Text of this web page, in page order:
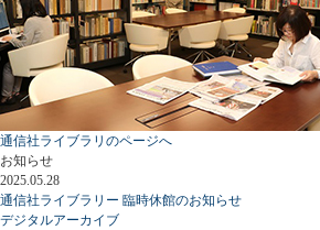
通信社ライブラリのページへ
お知らせ
2025.05.28
通信社ライブラリー 臨時休館のお知らせ
デジタルアーカイブ